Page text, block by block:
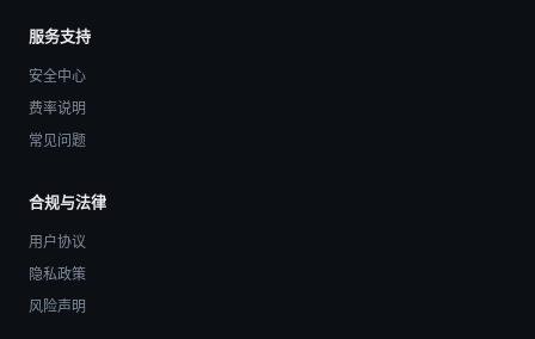
服务支持
安全中心
费率说明
常见问题
合规与法律
用户协议
隐私政策
风险声明